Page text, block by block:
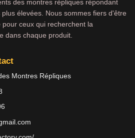
des montres répliques répondant
élevées. Nous sommes fiers d'être
ceux qui recherchent la
dans chaque produit.
Montres Répliques